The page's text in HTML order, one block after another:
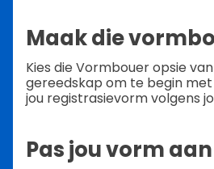
Maak die
Kies die Vormbouer opsie
gereedskap om te begin
jou registrasievorm volgens
Pas jou vorm aan